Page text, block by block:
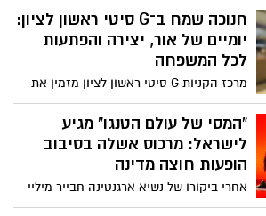
חנוכה שמח ב־G סיטי ראשון לציון:
יומיים של אור, יצירה והפתעות
לכל המשפחה
מרכז הקניות G סיטי ראשון לציון מזמין את
תושבות ותושבי ראשון לציון והסביבה לחגוג
את חנוכה באווירה משפחתית, צבעונית
ושמחה – עם יומיים של פעילויות חווייתיות
לכל הגילים, והכול בכניסה חופשית וללא
“המסי של עולם הטנגו” מגיע
לישראל: מרכוס אשלה בסיבוב
הופעות חוצה מדינה
אחרי ביקורו של נשיא ארגנטינה חבייר מיליי
ביוני האחרון, מגיע לישראל אורח ארגנטינאי